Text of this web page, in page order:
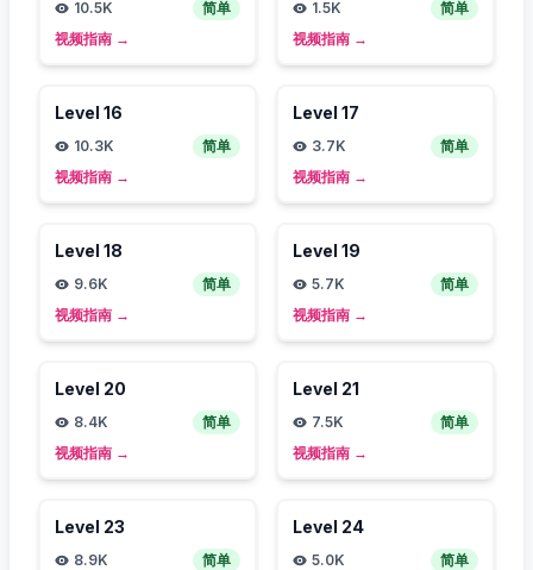
10.5K
简单
视频指南 →
1.5K
简单
视频指南 →
Level 16
10.3K
简单
视频指南 →
Level 17
3.7K
简单
视频指南 →
Level 18
9.6K
简单
视频指南 →
Level 19
5.7K
简单
视频指南 →
Level 20
8.4K
简单
视频指南 →
Level 21
7.5K
简单
视频指南 →
Level 23
8.9K
简单
Level 24
5.0K
简单